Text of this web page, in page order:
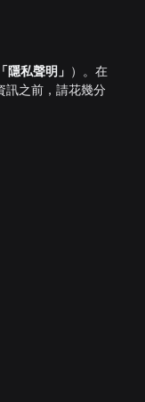
「隱私聲明」 ）。在
訊之前，請花幾分